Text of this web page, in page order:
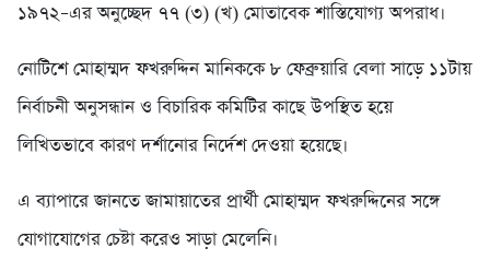
১৯৭২–এর অনুচ্ছেদ ৭৭ (৩) (খ) মোতাবেক শাস্তিযোগ্য অপরাধ।
নোটিশে মোহাম্মদ ফখরুদ্দিন মানিককে ৮ ফেব্রুয়ারি বেলা সাড়ে ১১টায়
নির্বাচনী অনুসন্ধান ও বিচারিক কমিটির কাছে উপস্থিত হয়ে
লিখিতভাবে কারণ দর্শানোর নির্দেশ দেওয়া হয়েছে।
এ ব্যাপারে জানতে জামায়াতের প্রার্থী মোহাম্মদ ফখরুদ্দিনের সঙ্গে
যোগাযোগের চেষ্টা করেও সাড়া মেলেনি।